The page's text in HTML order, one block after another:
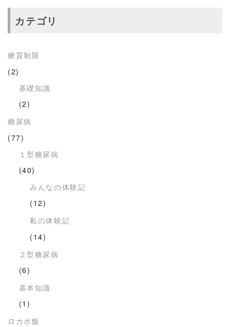
カテゴリ
糖質制限
(2)
基礎知識
(2)
糖尿病
(77)
１型糖尿病
(40)
みんなの体験記
(12)
私の体験記
(14)
２型糖尿病
(6)
基本知識
(1)
ロカボ飯